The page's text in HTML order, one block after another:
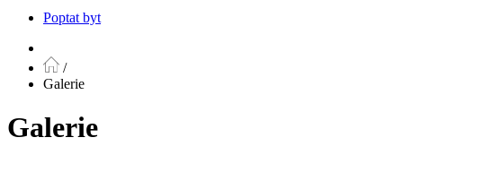
Poptat byt
/
Galerie
Galerie